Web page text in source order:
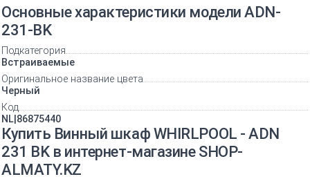
Основные характеристики модели ADN-
231-BK
Подкатегория
Встраиваемые
Оригинальное название цвета
Черный
Код
NL|86875440
Купить Винный шкаф WHIRLPOOL - ADN
231 BK в интернет-магазине SHOP-
ALMATY.KZ